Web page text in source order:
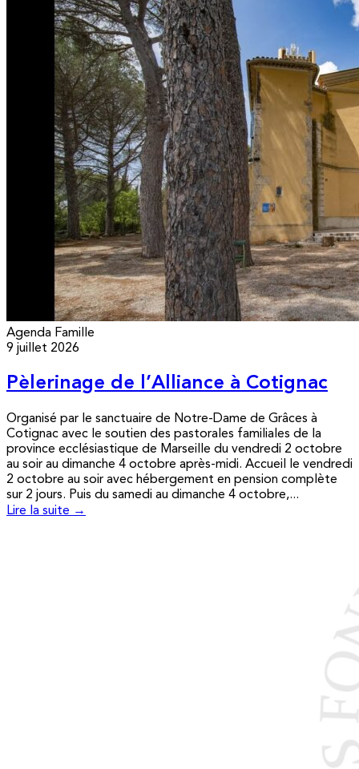
Agenda Famille
9 juillet 2026
Pèlerinage de l’Alliance à Cotignac
Organisé par le sanctuaire de Notre-Dame de Grâces à
Cotignac avec le soutien des pastorales familiales de la
province ecclésiastique de Marseille du vendredi 2 octobre
au soir au dimanche 4 octobre après-midi. Accueil le vendredi
2 octobre au soir avec hébergement en pension complète
sur 2 jours. Puis du samedi au dimanche 4 octobre,...
Lire la suite →